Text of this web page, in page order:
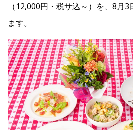
JP EN
（12,000円・税サ込～）を、8月
ます。